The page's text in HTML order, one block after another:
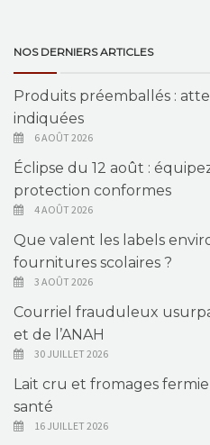
NOS DERNIERS ARTICLES
Produits préemballés :
indiquées
6 AOÛT 2026
Éclipse du 12 août :
protection conformes
4 AOÛT 2026
Que valent les labels
fournitures scolaires ?
3 AOÛT 2026
Courriel frauduleux
et de l’ANAH
30 JUILLET 2026
Lait cru et fromages
santé
16 JUILLET 2026